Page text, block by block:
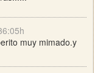
muy mimado.y